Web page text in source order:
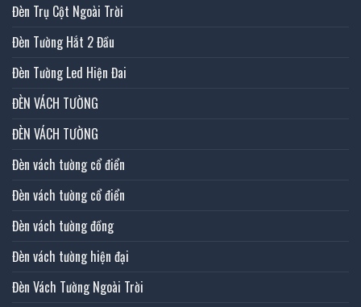
Đèn Trụ Cột Ngoài Trời
Đèn Tường Hắt 2 Đầu
Đèn Tường Led Hiện Đai
ĐÈN VÁCH TƯỜNG
ĐÈN VÁCH TƯỜNG
Đèn vách tường cổ điển
Đèn vách tường cổ điển
Đèn vách tường đồng
Đèn vách tường hiện đại
Đèn Vách Tường Ngoài Trời